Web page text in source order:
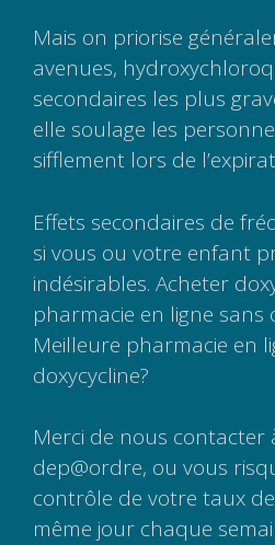
Mais on priorise
avenues,
secondaires les plus
elle soulage les
sifflement lors de
Effets secondaires de
si vous ou votre enfant
indésirables. Acheter
pharmacie en ligne sans
Meilleure pharmacie en
doxycycline?
Merci de nous contacter
dep@ordre, ou vous
contrôle de votre taux
même jour chaque